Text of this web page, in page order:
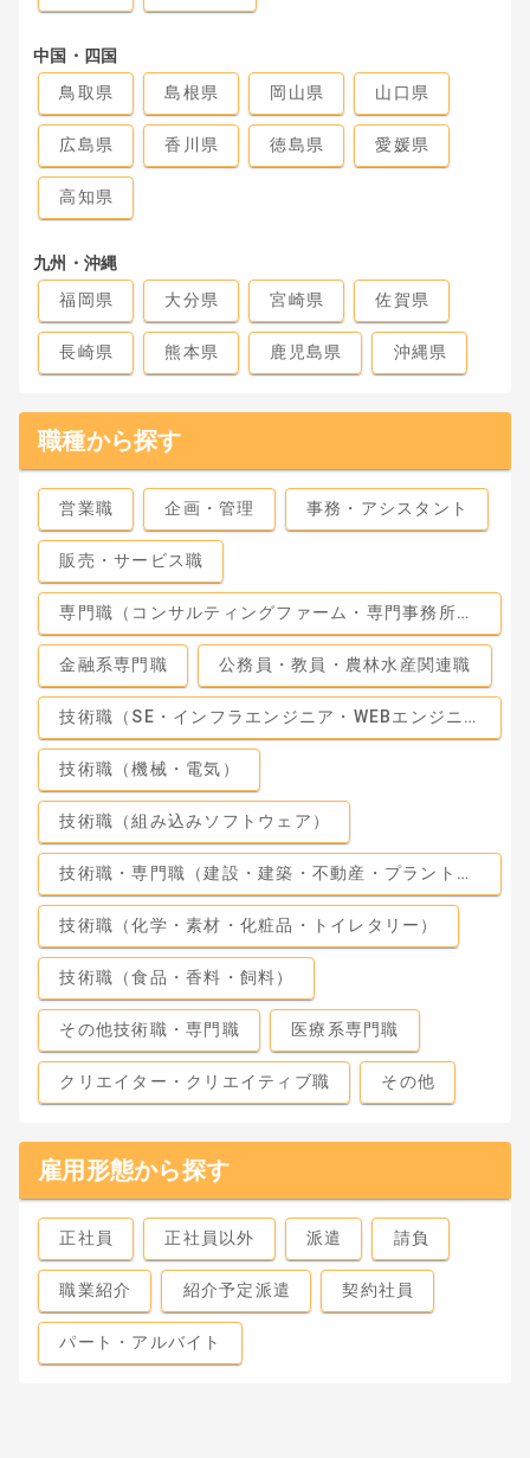
中国・四国
鳥取県
島根県 岡山県 山口県
広島県 香川県 徳島県 愛媛県
高知県
九州・沖縄
福岡県
大分県 宮崎県 佐賀県
長崎県 熊本県 鹿児島県 沖縄県
職種から探す
営業職 企画・管理 事務・アシスタント
販売・サービス職
専門職（コンサルティングファーム・専門事務所・監査法人）
金融系専門職 公務員・教員・農林水産関連職
技術職（SE・インフラエンジニア・WEBエンジニア）
技術職（機械・電気）
技術職（組み込みソフトウェア）
技術職・専門職（建設・建築・不動産・プラント・工場）
技術職（化学・素材・化粧品・トイレタリー）
技術職（食品・香料・飼料）
その他技術職・専門職 医療系専門職
クリエイター・クリエイティブ職 その他
雇用形態から探す
正社員 正社員以外 派遣 請負
職業紹介 紹介予定派遣 契約社員
パート・アルバイト